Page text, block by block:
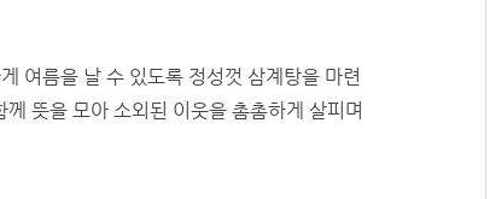
여름을 날 수 있도록 정성껏 삼계탕을 마련
뜻을 모아 소외된 이웃을 촘촘하게 살피며